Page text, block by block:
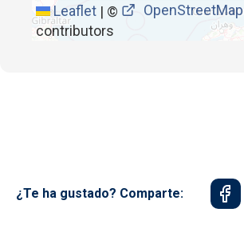
Leaflet | ©
OpenStreetMap
contributors
¿Te ha gustado? Comparte: